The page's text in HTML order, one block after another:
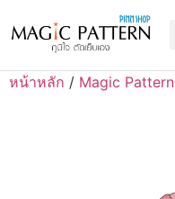
หน้าหลัก / Magic Pattern